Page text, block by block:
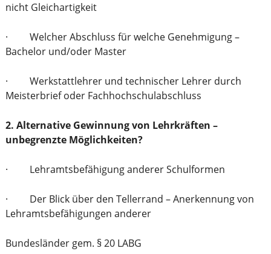
nicht Gleichartigkeit
· Welcher Abschluss für welche Genehmigung –
Bachelor und/oder Master
· Werkstattlehrer und technischer Lehrer durch
Meisterbrief oder Fachhochschulabschluss
2. Alternative Gewinnung von Lehrkräften –
unbegrenzte Möglichkeiten?
· Lehramtsbefähigung anderer Schulformen
· Der Blick über den Tellerrand – Anerkennung von
Lehramtsbefähigungen anderer
Bundesländer gem. § 20 LABG